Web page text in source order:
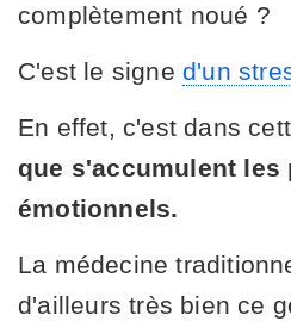
complètement noué ?
C'est le signe d'un
En effet, c'est dans
que s'accumulent les
émotionnels.
La médecine
d'ailleurs très bien ce